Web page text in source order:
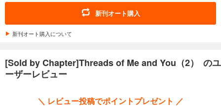
新刊オート購入
新刊オート購入について
[Sold by Chapter]Threads of Me and You（2） のユ
ーザーレビュー
＼ レビュー投稿でポイントプレゼント ／